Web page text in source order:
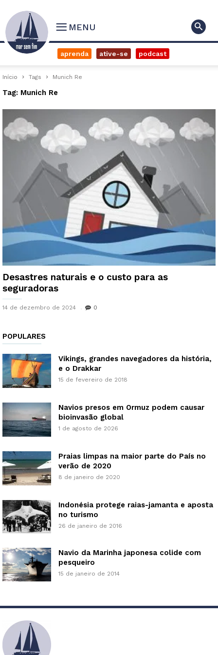
MENU
aprenda ative-se podcast
Início Tags Munich Re
Tag: Munich Re
Desastres naturais e o custo para as
seguradoras
14 de dezembro de 2024 0
POPULARES
Vikings, grandes navegadores da história,
e o Drakkar
15 de fevereiro de 2018
Navios presos em Ormuz podem causar
bioinvasão global
1 de agosto de 2026
Praias limpas na maior parte do País no
verão de 2020
8 de janeiro de 2020
Indonésia protege raias-jamanta e aposta
no turismo
26 de janeiro de 2016
Navio da Marinha japonesa colide com
pesqueiro
15 de janeiro de 2014